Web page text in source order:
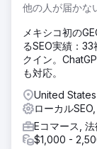
私たちのチーム
するために、
ク、動画）の制
ました。ウェブ
を改善し、
ローカル検索で
ました。また、
結果
同社のウェブサ
344% 増加し、
他の人が届かな
メキシコ初の
るSEO実績：
クイン。
も対応。
United
ローカル
Eコマース,
$1,000 -